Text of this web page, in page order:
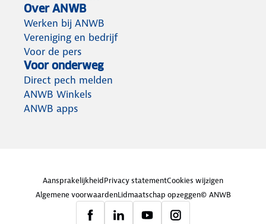
Over ANWB
Werken bij ANWB
Vereniging en bedrijf
Voor de pers
Voor onderweg
Direct pech melden
ANWB Winkels
ANWB apps
AansprakelijkheidPrivacy statementCookies wijzigen
Algemene voorwaardenLidmaatschap opzeggen© ANWB